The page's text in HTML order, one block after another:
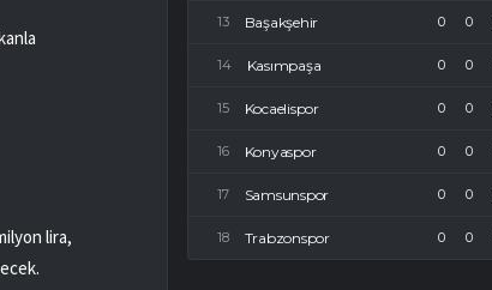
lira,
Başakşehir 0 0
Kasımpaşa 0 0
Kocaelispor 0 0
Konyaspor 0 0
Samsunspor 0 0
Trabzonspor 0 0